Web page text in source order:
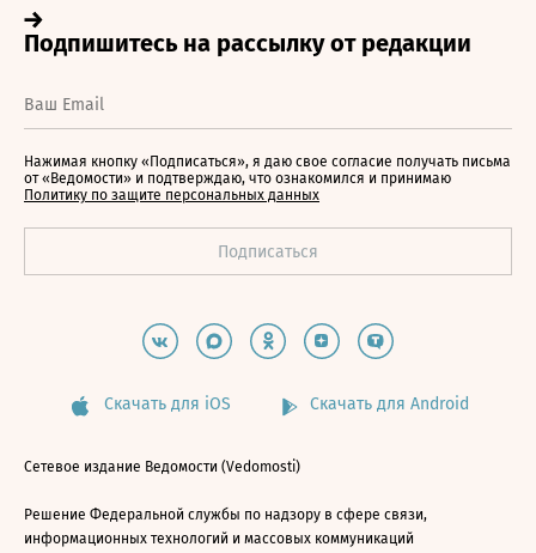
Нажимая кнопку «Подписаться», я даю свое согласие получать письма
от «Ведомости» и подтверждаю, что ознакомился и принимаю
Политику по защите персональных данных
Скачать для iOS Скачать для Android
Сетевое издание Ведомости (Vedomosti)
Решение Федеральной службы по надзору в сфере связи,
информационных технологий и массовых коммуникаций